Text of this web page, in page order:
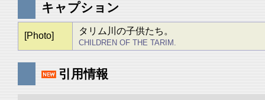
キャプション
[Photo] タリム川の子供たち。
CHILDREN OF THE TARIM.
引用情報